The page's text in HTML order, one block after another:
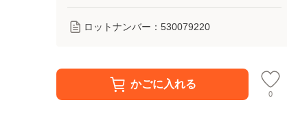
ロットナンバー： 530079220
かごに入れる
0